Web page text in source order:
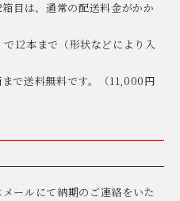
目は、通常の配送料金がかか
12本まで（形状などにより入
で送料無料です。（11,000円
ールにて納期のご連絡をいた